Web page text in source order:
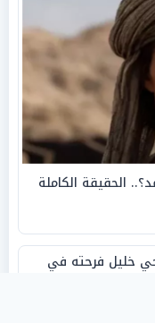
الحقيقة الكاملة
خليل فرحته في